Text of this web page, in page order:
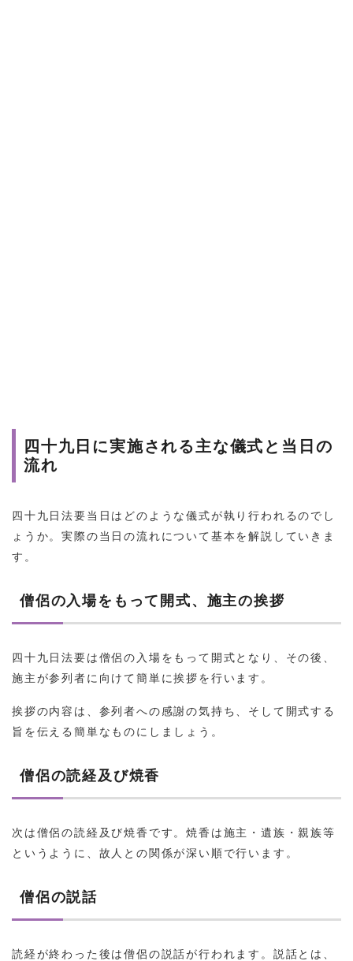
四十九日に実施される主な儀式と当日の
流れ
四十九日法要当日はどのような儀式が執り行われるのでし
ょうか。実際の当日の流れについて基本を解説していきま
す。
僧侶の入場をもって開式、施主の挨拶
四十九日法要は僧侶の入場をもって開式となり、その後、
施主が参列者に向けて簡単に挨拶を行います。
挨拶の内容は、参列者への感謝の気持ち、そして開式する
旨を伝える簡単なものにしましょう。
僧侶の読経及び焼香
次は僧侶の読経及び焼香です。焼香は施主・遺族・親族等
というように、故人との関係が深い順で行います。
僧侶の説話
読経が終わった後は僧侶の説話が行われます。説話とは、